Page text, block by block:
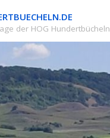
der HOG Hundertbücheln